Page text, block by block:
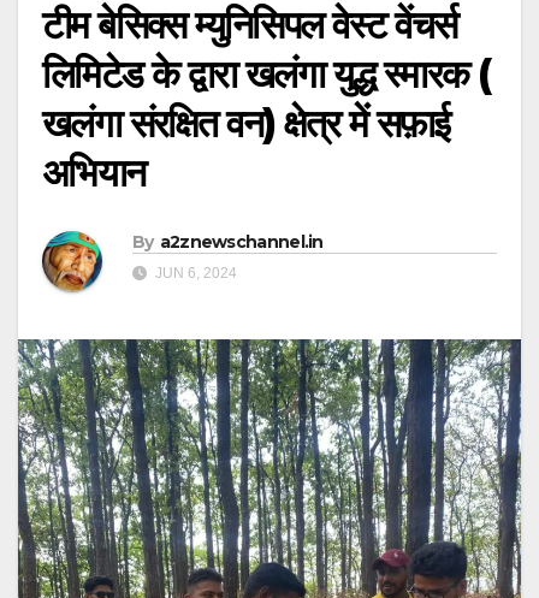
टीम बेसिक्स म्युनिसिपल वेस्ट वेंचर्स
लिमिटेड के द्वारा खलंगा युद्ध स्मारक (
खलंगा संरक्षित वन) क्षेत्र में सफ़ाई
अभियान
By a2znewschannel.in
JUN 6, 2024